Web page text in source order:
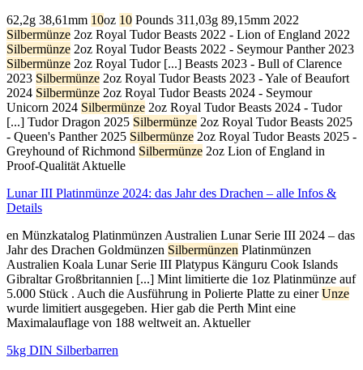
62,2g 38,61mm 10oz 10 Pounds 311,03g 89,15mm 2022
Silbermünze 2oz Royal Tudor Beasts 2022 - Lion of England 2022
Silbermünze 2oz Royal Tudor Beasts 2022 - Seymour Panther 2023
Silbermünze 2oz Royal Tudor [...] Beasts 2023 - Bull of Clarence
2023 Silbermünze 2oz Royal Tudor Beasts 2023 - Yale of Beaufort
2024 Silbermünze 2oz Royal Tudor Beasts 2024 - Seymour
Unicorn 2024 Silbermünze 2oz Royal Tudor Beasts 2024 - Tudor
[...] Tudor Dragon 2025 Silbermünze 2oz Royal Tudor Beasts 2025
- Queen's Panther 2025 Silbermünze 2oz Royal Tudor Beasts 2025 -
Greyhound of Richmond Silbermünze 2oz Lion of England in
Proof-Qualität Aktuelle
Lunar III Platinmünze 2024: das Jahr des Drachen – alle Infos &
Details
en Münzkatalog Platinmünzen Australien Lunar Serie III 2024 – das
Jahr des Drachen Goldmünzen Silbermünzen Platinmünzen
Australien Koala Lunar Serie III Platypus Känguru Cook Islands
Gibraltar Großbritannien [...] Mint limitierte die 1oz Platinmünze auf
5.000 Stück . Auch die Ausführung in Polierte Platte zu einerUnze
wurde limitiert ausgegeben. Hier gab die Perth Mint eine
Maximalauflage von 188 weltweit an. Aktueller
5kg DIN Silberbarren